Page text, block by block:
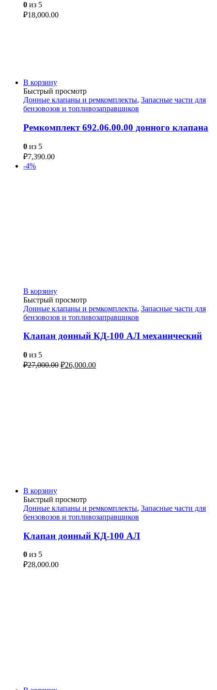
0 из 5
₽18,000.00
В корзину
Быстрый просмотр
Донные клапаны и ремкомплекты, Запасные части для
бензовозов и топливозаправщиков
Ремкомплект 692.06.00.00 донного клапана
0 из 5
₽7,390.00
-4%
В корзину
Быстрый просмотр
Донные клапаны и ремкомплекты, Запасные части для
бензовозов и топливозаправщиков
Клапан донный КД-100 АЛ механический
0 из 5
₽27,000.00 ₽26,000.00
В корзину
Быстрый просмотр
Донные клапаны и ремкомплекты, Запасные части для
бензовозов и топливозаправщиков
Клапан донный КД-100 АЛ
0 из 5
₽28,000.00